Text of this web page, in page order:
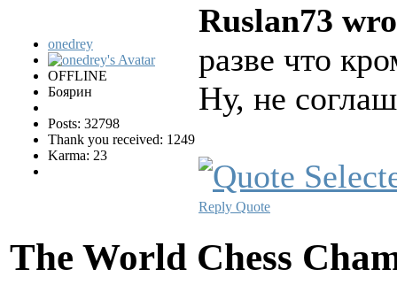
onedrey
OFFLINE
Боярин
Posts: 32798
Thank you received: 1249
Karma: 23
Ruslan73
разве что
Ну, не
Reply Quote
The World Chess